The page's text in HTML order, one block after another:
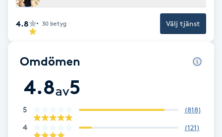
Fransfärgning
Fransförlängning
Fransförlängning Megavolym
Fransförlängning Volym
4.8 30 betyg Välj tjänst
Omdömen
4.8av5
5 (818)
4 (121)